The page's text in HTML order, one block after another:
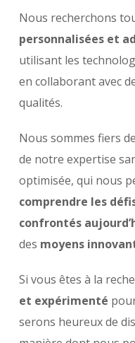
Nous recherchons
personnalisées et
utilisant les
en collaborant avec
qualités.
Nous sommes fiers
de notre expertise
optimisée, qui nous
comprendre les
confrontés
des moyens
Si vous êtes à la
et expérimenté
serons heureux de